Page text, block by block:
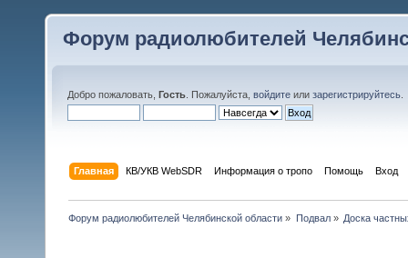
Форум радиолюбителей
Добро пожаловать, Гость . Пожалуйста, войдите или зарегистрируйтесь
Главная КВ/УКВ WebSDR Информация о тропо Помощь Вход
Форум радиолюбителей Челябинской области » Подвал» Доска